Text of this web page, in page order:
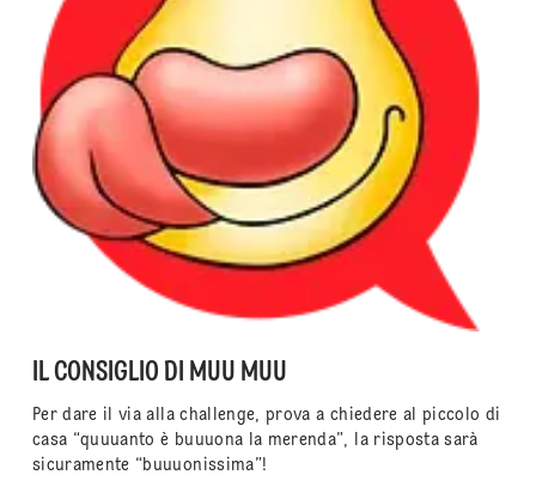
IL CONSIGLIO DI MUU MUU
Per dare il via alla challenge, prova a chiedere al piccolo di
casa “quuuanto è buuuona la merenda”, la risposta sarà
sicuramente “buuuonissima”!